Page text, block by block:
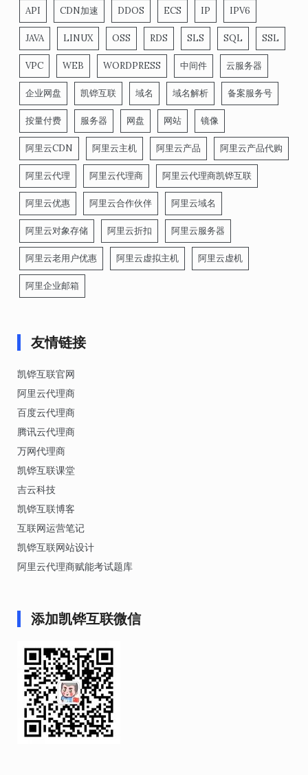
API CDN加速 DDOS ECS IP IPV6
JAVA LINUX OSS RDS SLS SQL SSL
VPC WEB WORDPRESS 中间件 云服务器
企业网盘 凯铧互联 域名 域名解析 备案服务号
按量付费 服务器 网盘 网站 镜像
阿里云CDN 阿里云主机 阿里云产品 阿里云产品代购
阿里云代理 阿里云代理商 阿里云代理商凯铧互联
阿里云优惠 阿里云合作伙伴 阿里云域名
阿里云对象存储 阿里云折扣 阿里云服务器
阿里云老用户优惠 阿里云虚拟主机 阿里云虚机
阿里企业邮箱
友情链接
凯铧互联官网
阿里云代理商
百度云代理商
腾讯云代理商
万网代理商
凯铧互联课堂
吉云科技
凯铧互联博客
互联网运营笔记
凯铧互联网站设计
阿里云代理商赋能考试题库
添加凯铧互联微信